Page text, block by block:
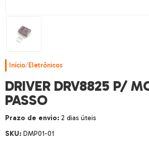
Início/Eletrônicos
DRIVER DRV8825 P/
PASSO
Prazo de envio: 2 dias úteis
SKU: DMP01-01